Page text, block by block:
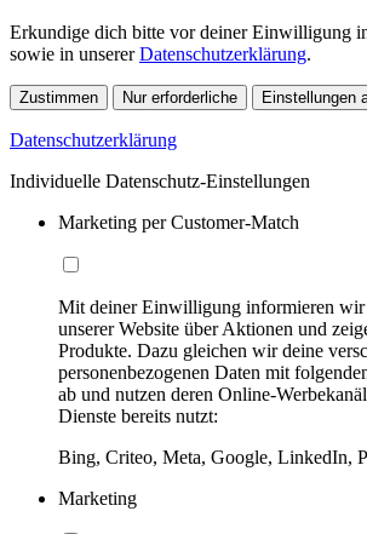
Erkundige dich bitte vor deiner Einwilligung
sowie in unsererDatenschutzerklärung.
Zustimmen Nur erforderliche Einstellungen
Datenschutzerklärung
Individuelle Datenschutz-Einstellungen
Marketing per Customer-Match
Mit deiner Einwilligung informieren wir
unserer Website über Aktionen und
Produkte. Dazu gleichen wir deine
personenbezogenen Daten mit
ab und nutzen deren Online-
Dienste bereits nutzt:
Bing, Criteo, Meta, Google, LinkedIn,
Marketing